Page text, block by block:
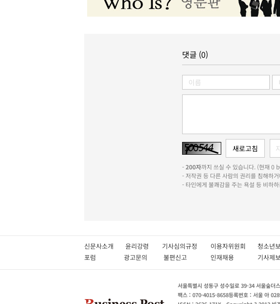
댓글 (0)
-200자까지 쓰실 수 있습니다. (현재
- 저작권 등 다른 사람의 권리를 침해하
- 타인에게 불쾌감을 주는 욕설 등 비하
신문사소개 윤리강령 기사심의규정 이용자위원회 청소
포럼
광고문의 불편신고 인재채용 기사
서울특별시 성동구 성수일로 39-34 서울숲더
팩스 : 070-4015-8658등록번호 : 서울 아